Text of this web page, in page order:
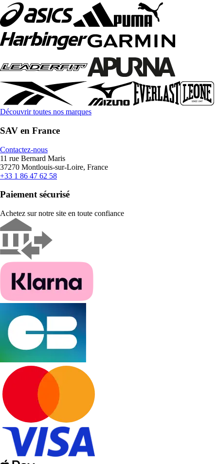
Découvrir toutes nos marques
SAV en France
Contactez-nous
11 rue Bernard Maris
37270 Montlouis-sur-Loire, France
+33 1 86 47 62 58
Paiement sécurisé
Achetez sur notre site en toute confiance